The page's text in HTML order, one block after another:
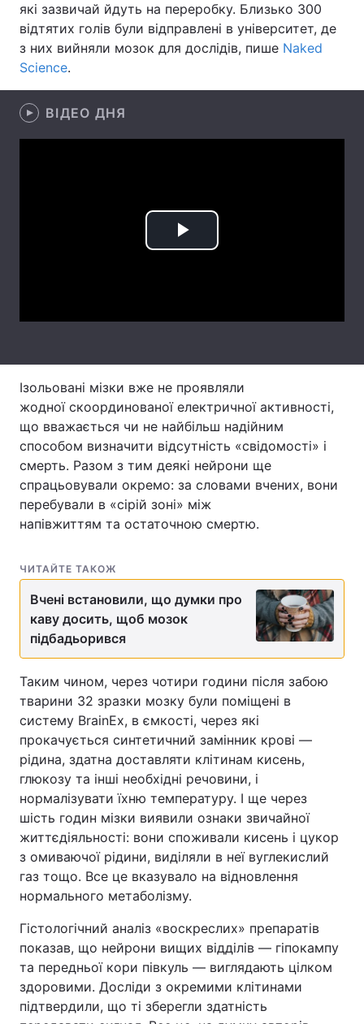
Відео з Youtube Статті
Інтерв'ю Думки
Контакти
Тема оформлення
які зазвичай йдуть на переробку. Близько 300
відтятих голів були відправлені в університет, де
з них вийняли мозок для дослідів, пише Naked
Science.
ВІДЕО ДНЯ
Play
Ізольовані мізки вже не проявляли
жодної скоординованої електричної активності,
що вважається чи не найбільш надійним
способом визначити відсутність «свідомості» і
смерть. Разом з тим деякі нейрони ще
спрацьовували окремо: за словами вчених, вони
перебували в «сірій зоні» між
напівжиттям та остаточною смертю.
ЧИТАЙТЕ ТАКОЖ
Вчені встановили, що думки про
каву досить, щоб мозок
підбадьорився
Таким чином, через чотири години після забою
тварини 32 зразки мозку були поміщені в
систему BrainEx, в ємкості, через які
прокачується синтетичний замінник крові —
рідина, здатна доставляти клітинам кисень,
глюкозу та інші необхідні речовини, і
нормалізувати їхню температуру. І ще через
шість годин мізки виявили ознаки звичайної
життєдіяльності: вони споживали кисень і цукор
з омиваючої рідини, виділяли в неї вуглекислий
газ тощо. Все це вказувало на відновлення
нормального метаболізму.
Гістологічний аналіз «воскреслих» препаратів
показав, що нейрони вищих відділів — гіпокампу
та передньої кори півкуль — виглядають цілком
здоровими. Досліди з окремими клітинами
підтвердили, що ті зберегли здатність